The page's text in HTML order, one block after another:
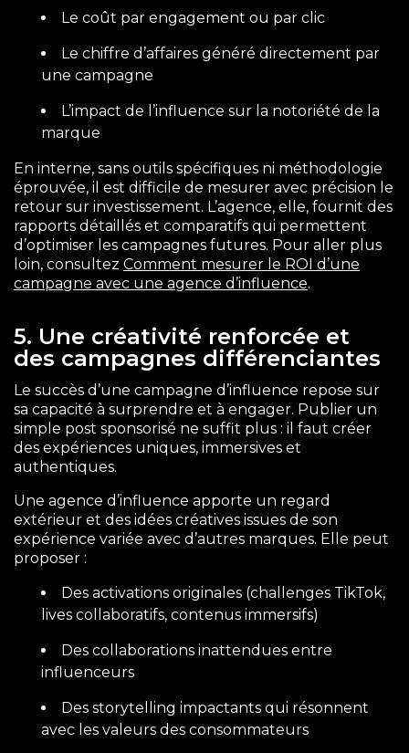
Le coût par engagement ou par clic
Le chiffre d’affaires généré directement par
une campagne
L’impact de l’influence sur la notoriété de la
marque
En interne, sans outils spécifiques ni méthodologie
éprouvée, il est difficile de mesurer avec précision le
retour sur investissement. L’agence, elle, fournit des
rapports détaillés et comparatifs qui permettent
d’optimiser les campagnes futures. Pour aller plus
loin, consultez Comment mesurer le ROI d’une
campagne avec une agence d’influence.
5. Une créativité renforcée et
des campagnes différenciantes
Le succès d’une campagne d’influence repose sur
sa capacité à surprendre et à engager. Publier un
simple post sponsorisé ne suffit plus : il faut créer
des expériences uniques, immersives et
authentiques.
Une agence d’influence apporte un regard
extérieur et des idées créatives issues de son
expérience variée avec d’autres marques. Elle peut
proposer :
Des activations originales (challenges TikTok,
lives collaboratifs, contenus immersifs)
Des collaborations inattendues entre
influenceurs
Des storytelling impactants qui résonnent
avec les valeurs des consommateurs